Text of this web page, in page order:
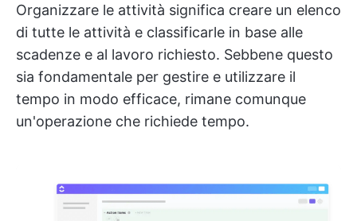
Organizzare le attività significa creare un elenco
di tutte le attività e classificarle in base alle
scadenze e al lavoro richiesto. Sebbene questo
sia fondamentale per gestire e utilizzare il
tempo in modo efficace, rimane comunque
un'operazione che richiede tempo.